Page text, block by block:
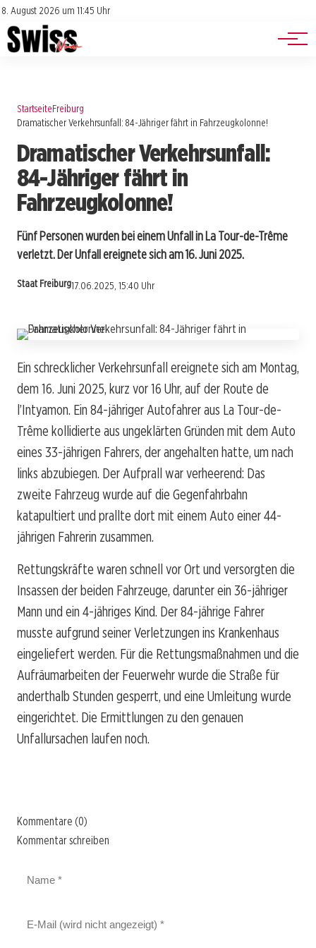
8. August 2026 um 11:45 Uhr
Impressum
Datenschutz
Jobs
Events
StartseiteFreiburg
Dramatischer Verkehrsunfall: 84-Jähriger fährt in Fahrzeugkolonne!
Dramatischer Verkehrsunfall:
84-Jähriger fährt in
Fahrzeugkolonne!
Fünf Personen wurden bei einem Unfall in La Tour-de-Trême
verletzt. Der Unfall ereignete sich am 16. Juni 2025.
Staat Freiburg17.06.2025, 15:40 Uhr
Ein schrecklicher Verkehrsunfall ereignete sich am Montag,
dem 16. Juni 2025, kurz vor 16 Uhr, auf der Route de
l’Intyamon. Ein 84-jähriger Autofahrer aus La Tour-de-
Trême kollidierte aus ungeklärten Gründen mit dem Auto
eines 33-jährigen Fahrers, der angehalten hatte, um nach
links abzubiegen. Der Aufprall war verheerend: Das
zweite Fahrzeug wurde auf die Gegenfahrbahn
katapultiert und prallte dort mit einem Auto einer 44-
jährigen Fahrerin zusammen.
Rettungskräfte waren schnell vor Ort und versorgten die
Insassen der beiden Fahrzeuge, darunter ein 36-jähriger
Mann und ein 4-jähriges Kind. Der 84-jährige Fahrer
musste aufgrund seiner Verletzungen ins Krankenhaus
eingeliefert werden. Für die Rettungsmaßnahmen und die
Aufräumarbeiten der Feuerwehr wurde die Straße für
anderthalb Stunden gesperrt, und eine Umleitung wurde
eingerichtet. Die Ermittlungen zu den genauen
Unfallursachen laufen noch.
Kommentare (0)
Kommentar schreiben